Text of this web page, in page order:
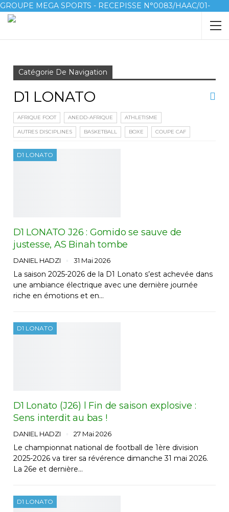
GROUPE MEGA SPORTS - RECEPISSE N°0083/HAAC/01-
2023/pl/P
Catégorie De Navigation
D1 LONATO
AFRIQUE FOOT ANEDD-AFRIQUE ATHLETISME
AUTRES DISCIPLINES BASKETBALL BOXE COUPE CAF
D1 LONATO
D1 LONATO J26 : Gomido se sauve de
justesse, AS Binah tombe
DANIEL HADZI 31 Mai 2026
La saison 2025-2026 de la D1 Lonato s’est achevée dans
une ambiance électrique avec une dernière journée
riche en émotions et en…
D1 LONATO
D1 Lonato (J26) l Fin de saison explosive :
Sens interdit au bas !
DANIEL HADZI 27 Mai 2026
Le championnat national de football de 1ère division
2025-2026 va tirer sa révérence dimanche 31 mai 2026.
La 26e et dernière…
D1 LONATO